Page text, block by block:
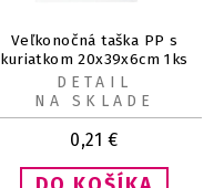
Veľkonočná taška PP s
kuriatkom 20x39x6cm 1ks
0,21 €
DETAIL
NA SKLADE